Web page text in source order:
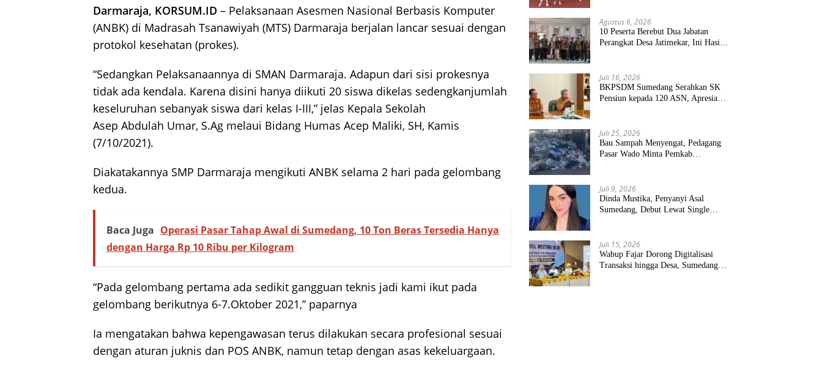
Darmaraja, KORSUM.ID – Pelaksanaan Asesmen Nasional Berbasis Komputer
(ANBK) di Madrasah Tsanawiyah (MTS) Darmaraja berjalan lancar sesuai dengan
protokol kesehatan (prokes).
“Sedangkan Pelaksanaannya di SMAN Darmaraja. Adapun dari sisi prokesnya
tidak ada kendala. Karena disini hanya diikuti 20 siswa dikelas sedengkanjumlah
keseluruhan sebanyak siswa dari kelas I-III,” jelas Kepala Sekolah
Asep Abdulah Umar, S.Ag melaui Bidang Humas Acep Maliki, SH, Kamis
(7/10/2021).
Diakatakannya SMP Darmaraja mengikuti ANBK selama 2 hari pada gelombang
kedua.
Baca Juga Operasi Pasar Tahap Awal di Sumedang, 10 Ton Beras Tersedia Hanya
dengan Harga Rp 10 Ribu per Kilogram
“Pada gelombang pertama ada sedikit gangguan teknis jadi kami ikut pada
gelombang berikutnya 6-7.Oktober 2021,” paparnya
Ia mengatakan bahwa kepengawasan terus dilakukan secara profesional sesuai
dengan aturan juknis dan POS ANBK, namun tetap dengan asas kekeluargaan.
Agustus 6, 2026
10 Peserta Berebut Dua Jabatan
Perangkat Desa Jatimekar, Ini Hasil
Juli 16, 2026
BKPSDM Sumedang Serahkan SK
Pensiun kepada 120 ASN, Apresiasi
Juli 25, 2026
Bau Sampah Menyengat, Pedagang
Pasar Wado Minta Pemkab
Juli 9, 2026
Dinda Mustika, Penyanyi Asal
Sumedang, Debut Lewat Single
Juli 15, 2026
Wabup Fajar Dorong Digitalisasi
Transaksi hingga Desa, Sumedang